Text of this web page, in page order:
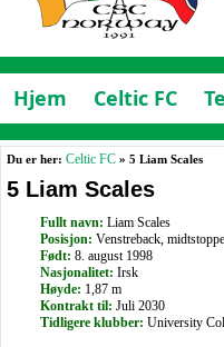
Hjem Celtic FC
Du er her: Celtic FC » 5 Liam Scales
5 Liam Scales
Fullt navn: Liam Scales
Posisjon: Venstreback,
Født: 8. august 1998
Nasjonalitet: Irsk
Høyde: 1,87 m
Kontrakt til: Juli 2030
Tidligere klubber: University